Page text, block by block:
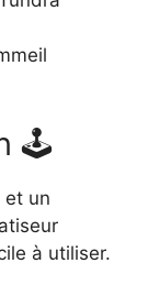
🕹️
et un
à utiliser.